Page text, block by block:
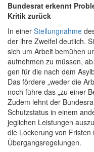
Bun­des­rat erkennt
Kri­tik zurück
In einer Stel­lung­nah­me
der ihre Zwei­fel deut­lich.
sich um Arbeit bemü­hen
auf­neh­men zu müs­sen,
gen für die nach dem
Das för­de­re „weder die
noch füh­re das „zu einer
Zudem lehnt der
Schutz­sta­tus in einem
jeg­li­chen Leis­tun­gen
die Locke­rung von Fris­ten
Übergangsregelungen.